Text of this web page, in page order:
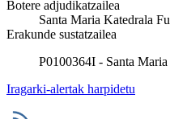
Botere adjudikatzailea
Santa Maria Katedrala
Erakunde sustatzailea
P0100364I - Santa
Iragarki-alertak harpidetu